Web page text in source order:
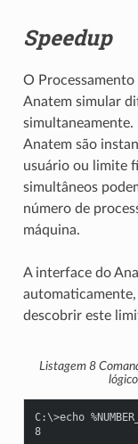
Speedup
O
Anatem simular
simultaneamente.
Anatem são
usuário ou limite
simultâneos
número de
máquina.
A interface do
descobrir este
Listagem 8
C:\>echo
8